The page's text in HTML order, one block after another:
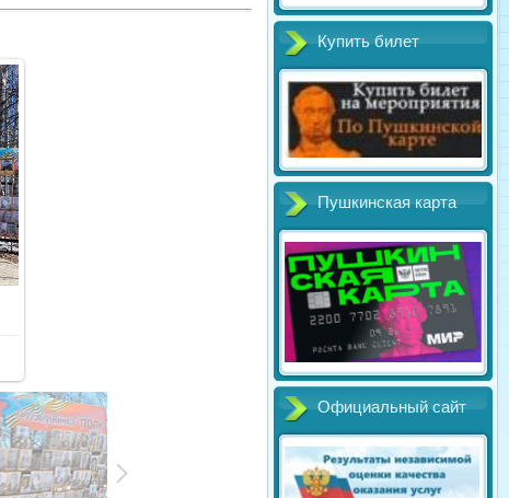
Купить билет
Пушкинская карта
Официальный сайт